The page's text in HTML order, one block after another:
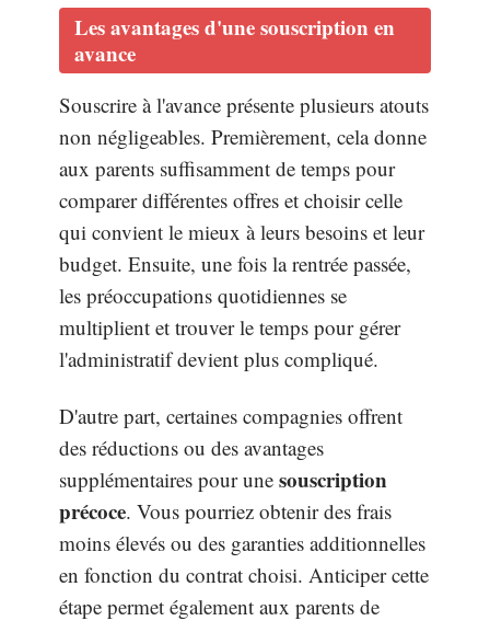
Les avantages d'une souscription en
avance
Souscrire à l'avance présente plusieurs atouts
non négligeables. Premièrement, cela donne
aux parents suffisamment de temps pour
comparer différentes offres et choisir celle
qui convient le mieux à leurs besoins et leur
budget. Ensuite, une fois la rentrée passée,
les préoccupations quotidiennes se
multiplient et trouver le temps pour gérer
l'administratif devient plus compliqué.
D'autre part, certaines compagnies offrent
des réductions ou des avantages
supplémentaires pour une souscription
précoce. Vous pourriez obtenir des frais
moins élevés ou des garanties additionnelles
en fonction du contrat choisi. Anticiper cette
étape permet également aux parents de